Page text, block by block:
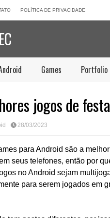
POLÍTICA DE PRIVACIDADE
Games Portfolio
jogos de
28/03/2023
para Android são a
seus telefones, então por
no Android sejam
para serem jogados em